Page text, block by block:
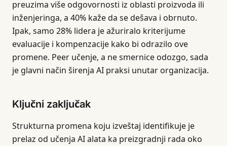
preuzima više odgovornosti iz oblasti proizvoda ili
inženjeringa, a 40% kaže da se dešava i obrnuto.
Ipak, samo 28% lidera je ažuriralo kriterijume
evaluacije i kompenzacije kako bi odrazilo ove
promene. Peer učenje, a ne smernice odozgo, sada
je glavni način širenja AI praksi unutar organizacija.
Ključni zaključak
Strukturna promena koju izveštaj identifikuje je
prelaz od učenja AI alata ka preizgradnji rada oko